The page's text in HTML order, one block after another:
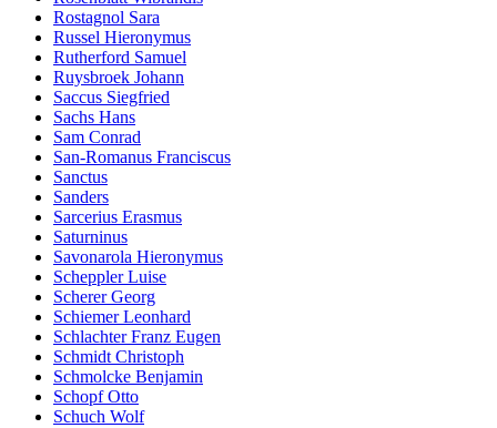
Rostagnol Sara
Russel Hieronymus
Rutherford Samuel
Ruysbroek Johann
Saccus Siegfried
Sachs Hans
Sam Conrad
San-Romanus Franciscus
Sanctus
Sanders
Sarcerius Erasmus
Saturninus
Savonarola Hieronymus
Scheppler Luise
Scherer Georg
Schiemer Leonhard
Schlachter Franz Eugen
Schmidt Christoph
Schmolcke Benjamin
Schopf Otto
Schuch Wolf